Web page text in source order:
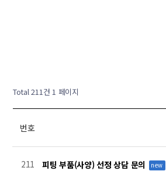
Total 211건 1 페이지
번호
211 피팅 부품(사양) 선정 상담 문의 new